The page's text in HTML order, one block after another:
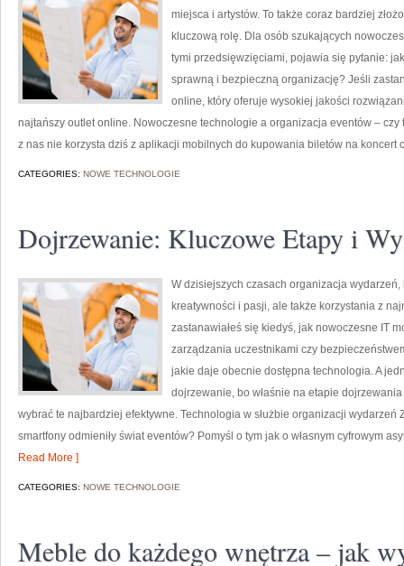
miejsca i artystów. To także coraz bardziej
kluczową rolę. Dla osób szukających
tymi przedsięwzięciami, pojawia się pytanie:
sprawną i bezpieczną organizację? Jeśli
online, który oferuje wysokiej jakości
najtańszy outlet online. Nowoczesne technologie a organizacja eventów – czy
z nas nie korzysta dziś z aplikacji mobilnych do kupowania biletów na koncert
CATEGORIES: NOWE TECHNOLOGIE
Dojrzewanie: Kluczowe Etapy i
W dzisiejszych czasach organizacja
kreatywności i pasji, ale także korzystania z
zastanawiałeś się kiedyś, jak nowoczesne IT
zarządzania uczestnikami czy
jakie daje obecnie dostępna technologia. A
dojrzewanie, bo właśnie na etapie
wybrać te najbardziej efektywne. Technologia w służbie organizacji wydarzeń
smartfony odmieniły świat eventów? Pomyśl o tym jak o własnym cyfrowym
Read More ]
CATEGORIES: NOWE TECHNOLOGIE
Meble do każdego wnętrza – jak